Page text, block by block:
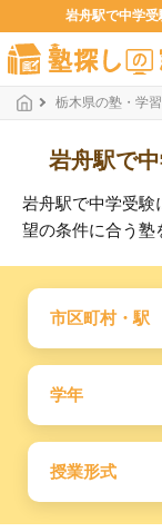
岩舟駅で中学受
栃木県の塾・学
岩舟駅で
岩舟駅で中学受験
望の条件に合う塾
市区町村・駅
学年
授業形式